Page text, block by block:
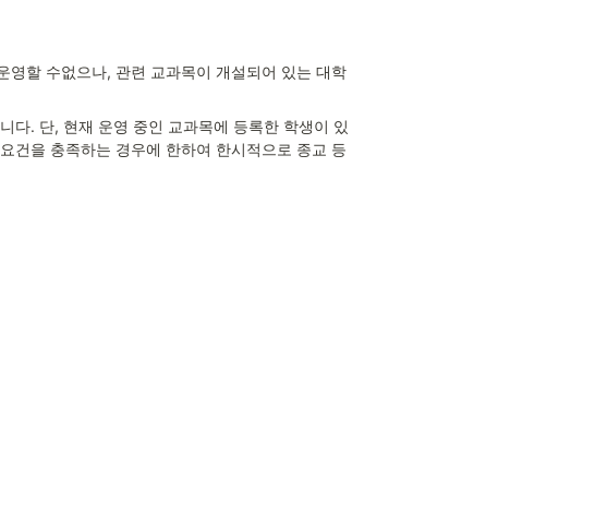
영할 수없으나, 관련 교과목이 개설되어 있는 대학
다. 단, 현재 운영 중인 교과목에 등록한 학생이 있
건을 충족하는 경우에 한하여 한시적으로 종교 등